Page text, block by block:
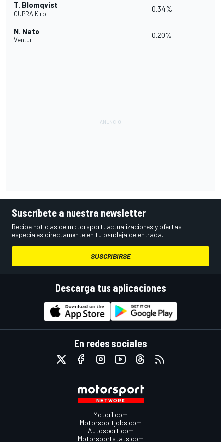
T. Blomqvist
CUPRA Kiro
0.34%
N. Nato
Venturi
0.20%
Suscríbete a nuestra newsletter
Recibe noticias de motorsport, actualizaciones y ofertas
especiales directamente en tu bandeja de entrada.
SUSCRIBIRSE
Descarga tus aplicaciones
En redes sociales
Motor1.com
Motorsportjobs.com
Autosport.com
Motorsportstats.com